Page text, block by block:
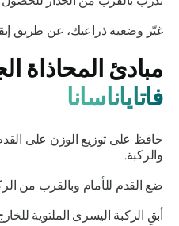
غيّر وضعية ذراعيك، عن طريق
مبادئ المحاذاة
فاتاياناسانا
حافظ على توزيع الوزن على القدم
والركبة.
ضع القدم للأمام وبالقرب من
أبقِ الركبة اليسرى الملتوية